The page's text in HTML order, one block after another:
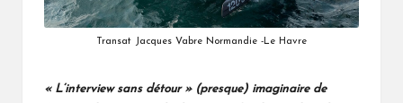
Transat Jacques Vabre Normandie -Le Havre
« L’interview sans détour » (presque) imaginaire de